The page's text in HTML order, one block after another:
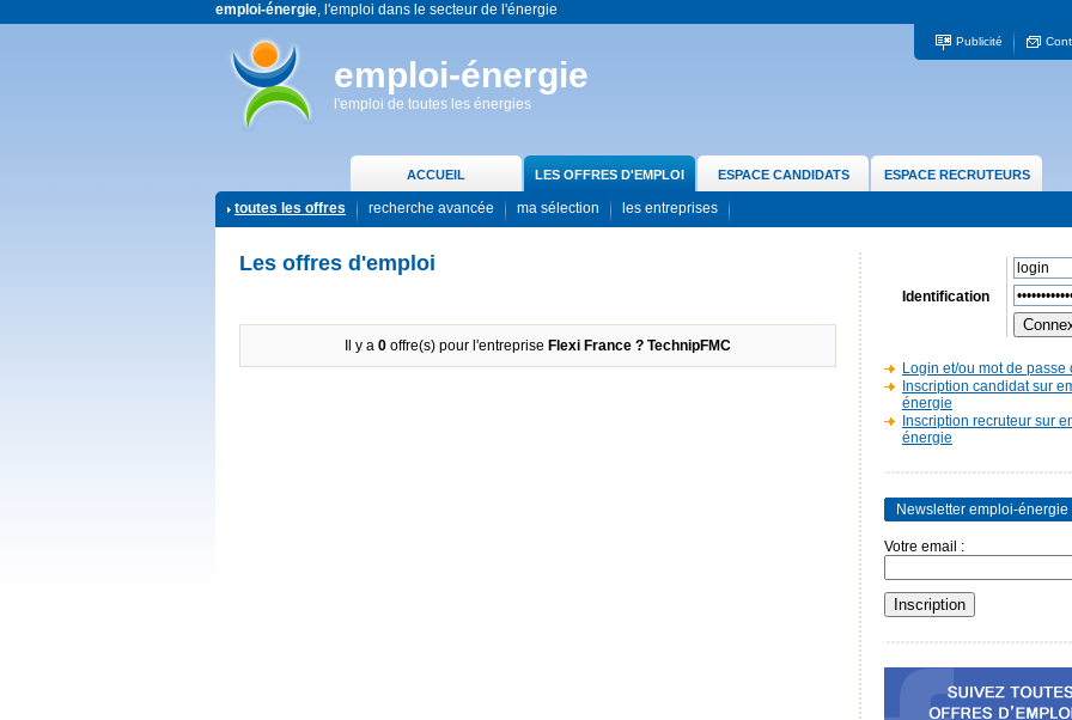
emploi-énergie, l'emploi dans le secteur de l'énergie
emploi-énergie
l'emploi de toutes les énergies
Publicité
ACCUEIL LES OFFRES D'EMPLOI ESPACE CANDIDATS ESPACE RECRUTEURS
toutes les offres recherche avancée ma sélection les entreprises
Les offres d'emploi
Il y a 0 offre(s) pour l'entreprise Flexi France ? TechnipFMC
Identification
Login et/ou mot de passe
Inscription candidat sur
énergie
Inscription recruteur sur
énergie
Newsletter emploi-énergie
Votre email :